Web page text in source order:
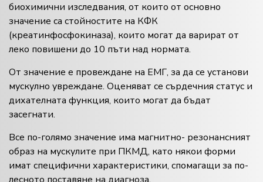
биохимични изследвания, от които от основно
значение са стойностите на КФК
(креатинфосфокиназа), които могат да варират от
леко повишени до 10 пъти над нормата.
От значение е провеждане на ЕМГ, за да се установи
мускулно увреждане. Оценяват се сърдечния статус и
дихателната функция, които могат да бъдат
засегнати.
Все по-голямо значение има магнитно- резонансният
образ на мускулите при ПКМД, като някои форми
имат специфични характеристики, спомагащи за по-